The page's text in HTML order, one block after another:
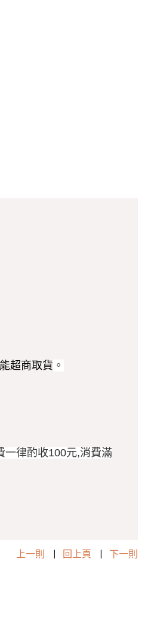
超商取貨 。
一律酌收100元,消費滿
上一則 | 回上頁 | 下一則